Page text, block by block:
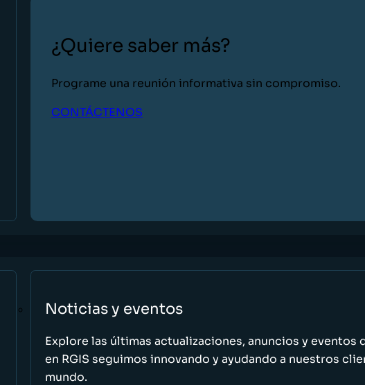
¿Quiere saber más?
Programe una reunión informativa sin compromiso.
CONTÁCTENOS
Noticias y eventos
Explore las últimas actualizaciones, anuncios y eventos
en RGIS seguimos innovando y ayudando a nuestros
mundo.